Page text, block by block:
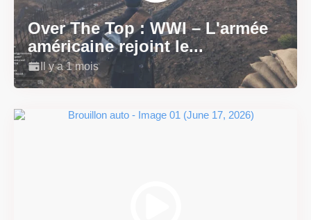
Over The Top : WWI – L'armée
américaine rejoint le...
Il y a 1 mois